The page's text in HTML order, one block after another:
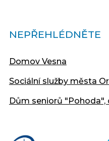
NEPŘEHLÉDNĚTE
Domov Vesna
Sociální služby města
Dům seniorů "Pohoda",